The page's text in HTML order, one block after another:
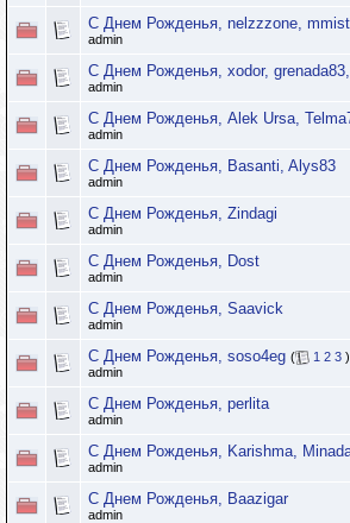
С Днем Рожденья, nelzzzone,
admin
С Днем Рожденья, xodor,
admin
С Днем Рожденья, Alek Ursa,
admin
С Днем Рожденья, Basanti, Alys83
admin
С Днем Рожденья, Zindagi
admin
С Днем Рожденья, Dost
admin
С Днем Рожденья, Saavick
admin
С Днем Рожденья, soso4eg ( 1 2 3 )
admin
С Днем Рожденья, perlita
admin
С Днем Рожденья, Karishma,
admin
С Днем Рожденья, Baazigar
admin